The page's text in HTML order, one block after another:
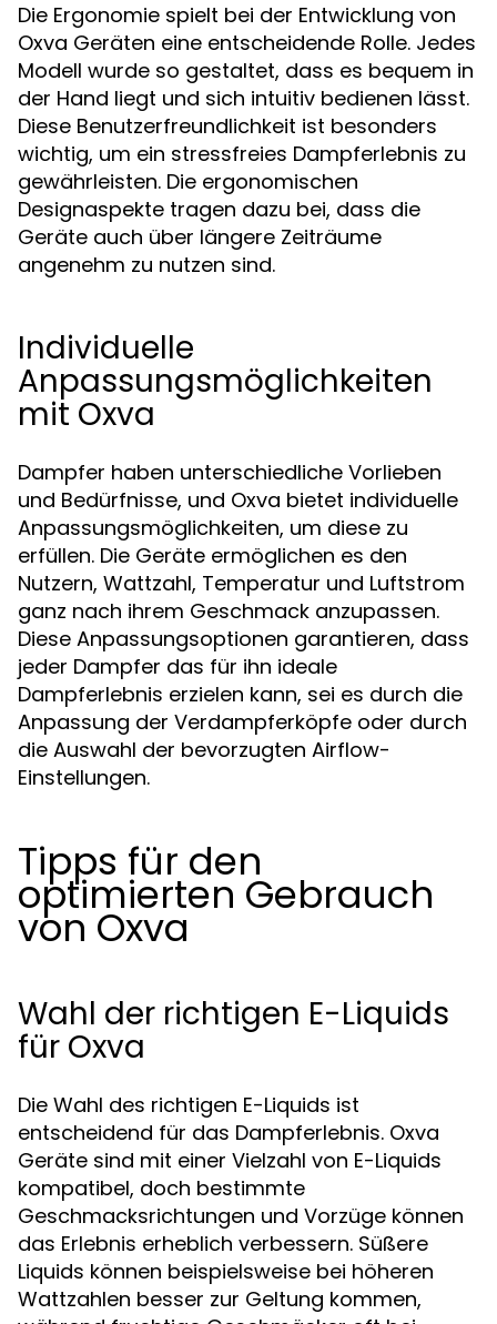
Die Ergonomie spielt bei der Entwicklung von
Oxva Geräten eine entscheidende Rolle. Jedes
Modell wurde so gestaltet, dass es bequem in
der Hand liegt und sich intuitiv bedienen lässt.
Diese Benutzerfreundlichkeit ist besonders
wichtig, um ein stressfreies Dampferlebnis zu
gewährleisten. Die ergonomischen
Designaspekte tragen dazu bei, dass die
Geräte auch über längere Zeiträume
angenehm zu nutzen sind.
Individuelle
Anpassungsmöglichkeiten
mit Oxva
Dampfer haben unterschiedliche Vorlieben
und Bedürfnisse, und Oxva bietet individuelle
Anpassungsmöglichkeiten, um diese zu
erfüllen. Die Geräte ermöglichen es den
Nutzern, Wattzahl, Temperatur und Luftstrom
ganz nach ihrem Geschmack anzupassen.
Diese Anpassungsoptionen garantieren, dass
jeder Dampfer das für ihn ideale
Dampferlebnis erzielen kann, sei es durch die
Anpassung der Verdampferköpfe oder durch
die Auswahl der bevorzugten Airflow-
Einstellungen.
Tipps für den
optimierten Gebrauch
von Oxva
Wahl der richtigen E-Liquids
für Oxva
Die Wahl des richtigen E-Liquids ist
entscheidend für das Dampferlebnis. Oxva
Geräte sind mit einer Vielzahl von E-Liquids
kompatibel, doch bestimmte
Geschmacksrichtungen und Vorzüge können
das Erlebnis erheblich verbessern. Süßere
Liquids können beispielsweise bei höheren
Wattzahlen besser zur Geltung kommen,